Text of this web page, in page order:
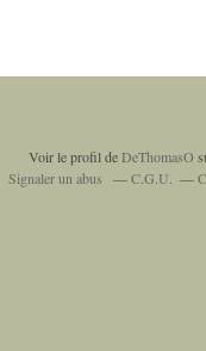
Voir le profil de DeThomasO
Signaler un abus
C.G.U.